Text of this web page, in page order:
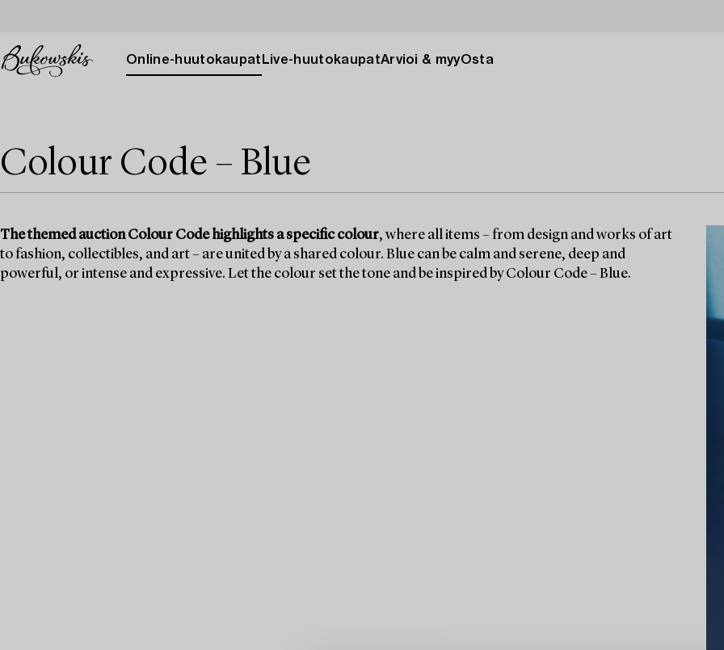
Online-huutokaupat Live-huutokaupatArvioi & myyOsta
Colour Code – Blue
The themed auction Colour Code highlights a specific colour, where all items – from design and works of art
to fashion, collectibles, and art – are united by a shared colour. Blue can be calm and serene, deep and
powerful, or intense and expressive. Let the colour set the tone and be inspired by Colour Code – Blue.